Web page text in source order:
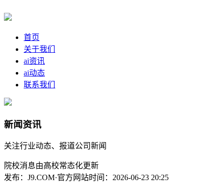
首页
关于我们
ai资讯
ai动态
联系我们
新闻资讯
关注行业动态、报道公司新闻
院校消息由高校常态化更新
发布：J9.COM·官方网站时间：2026-06-23 20:25